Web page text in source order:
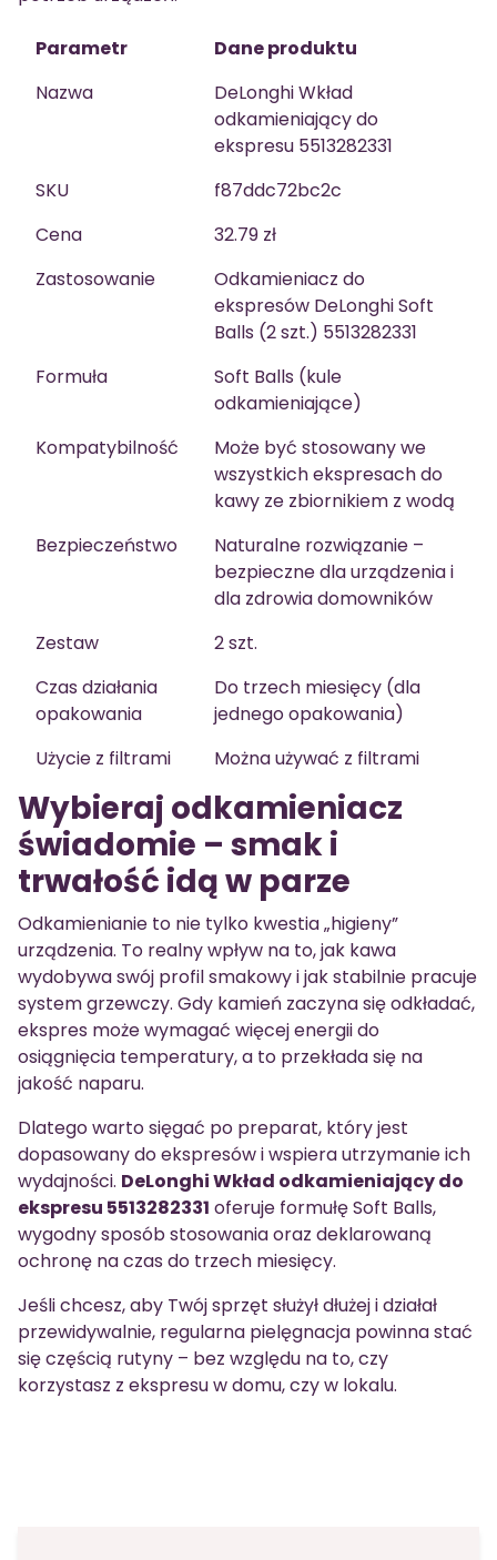
Parametr
Dane produktu
Nazwa
DeLonghi Wkład
odkamieniający do
ekspresu 5513282331
SKU
f87ddc72bc2c
Cena
32.79 zł
Zastosowanie
Odkamieniacz do
ekspresów DeLonghi Soft
Balls (2 szt.) 5513282331
Formuła
Soft Balls (kule
odkamieniające)
Kompatybilność
Może być stosowany we
wszystkich ekspresach do
kawy ze zbiornikiem z wodą
Bezpieczeństwo
Naturalne rozwiązanie –
bezpieczne dla urządzenia i
dla zdrowia domowników
Zestaw
2 szt.
Czas działania
opakowania
Do trzech miesięcy (dla
jednego opakowania)
Użycie z filtrami
Można używać z filtrami
Wybieraj odkamieniacz
świadomie – smak i
trwałość idą w parze
Odkamienianie to nie tylko kwestia „higieny”
urządzenia. To realny wpływ na to, jak kawa
wydobywa swój profil smakowy i jak stabilnie pracuje
system grzewczy. Gdy kamień zaczyna się odkładać,
ekspres może wymagać więcej energii do
osiągnięcia temperatury, a to przekłada się na
jakość naparu.
Dlatego warto sięgać po preparat, który jest
dopasowany do ekspresów i wspiera utrzymanie ich
wydajności. DeLonghi Wkład odkamieniający do
ekspresu 5513282331 oferuje formułę Soft Balls,
wygodny sposób stosowania oraz deklarowaną
ochronę na czas do trzech miesięcy.
Jeśli chcesz, aby Twój sprzęt służył dłużej i działał
przewidywalnie, regularna pielęgnacja powinna stać
się częścią rutyny – bez względu na to, czy
korzystasz z ekspresu w domu, czy w lokalu.